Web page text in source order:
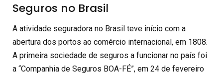
Seguros no Brasil
A atividade seguradora no Brasil teve início com a
abertura dos portos ao comércio internacional, em 1808.
A primeira sociedade de seguros a funcionar no país foi
a “Companhia de Seguros BOA-FÉ”, em 24 de fevereiro